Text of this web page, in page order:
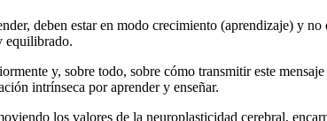
deben estar en modo crecimiento (aprendizaje) y
equilibrado.
y, sobre todo, sobre cómo transmitir este
intrínseca por aprender y enseñar.
los valores de la neuroplasticidad cerebral,